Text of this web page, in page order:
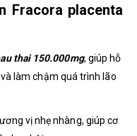
Fracora placenta
thai 150.000mg, giúp hỗ
làm chậm quá trình lão
vị nhẹ nhàng, giúp cơ